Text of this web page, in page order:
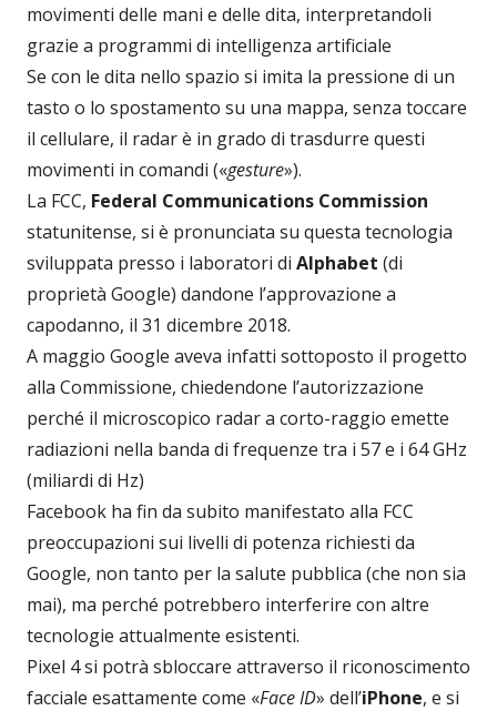
movimenti delle mani e delle dita, interpretandoli
grazie a programmi di intelligenza artificiale
Se con le dita nello spazio si imita la pressione di un
tasto o lo spostamento su una mappa, senza toccare
il cellulare, il radar è in grado di trasdurre questi
movimenti in comandi («gesture»).
La FCC, Federal Communications Commission
statunitense, si è pronunciata su questa tecnologia
sviluppata presso i laboratori di Alphabet (di
proprietà Google) dandone l’approvazione a
capodanno, il 31 dicembre 2018.
A maggio Google aveva infatti sottoposto il progetto
alla Commissione, chiedendone l’autorizzazione
perché il microscopico radar a corto-raggio emette
radiazioni nella banda di frequenze tra i 57 e i 64 GHz
(miliardi di Hz)
Facebook ha fin da subito manifestato alla FCC
preoccupazioni sui livelli di potenza richiesti da
Google, non tanto per la salute pubblica (che non sia
mai), ma perché potrebbero interferire con altre
tecnologie attualmente esistenti.
Pixel 4 si potrà sbloccare attraverso il riconoscimento
facciale esattamente come «Face ID» dell’iPhone, e si